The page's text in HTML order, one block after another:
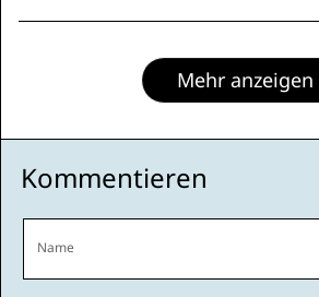
Mehr anzeigen
Kommentieren
Name